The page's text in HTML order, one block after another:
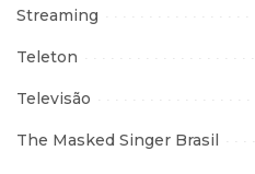
Streaming
Teleton
Televisão
The Masked Singer Brasil